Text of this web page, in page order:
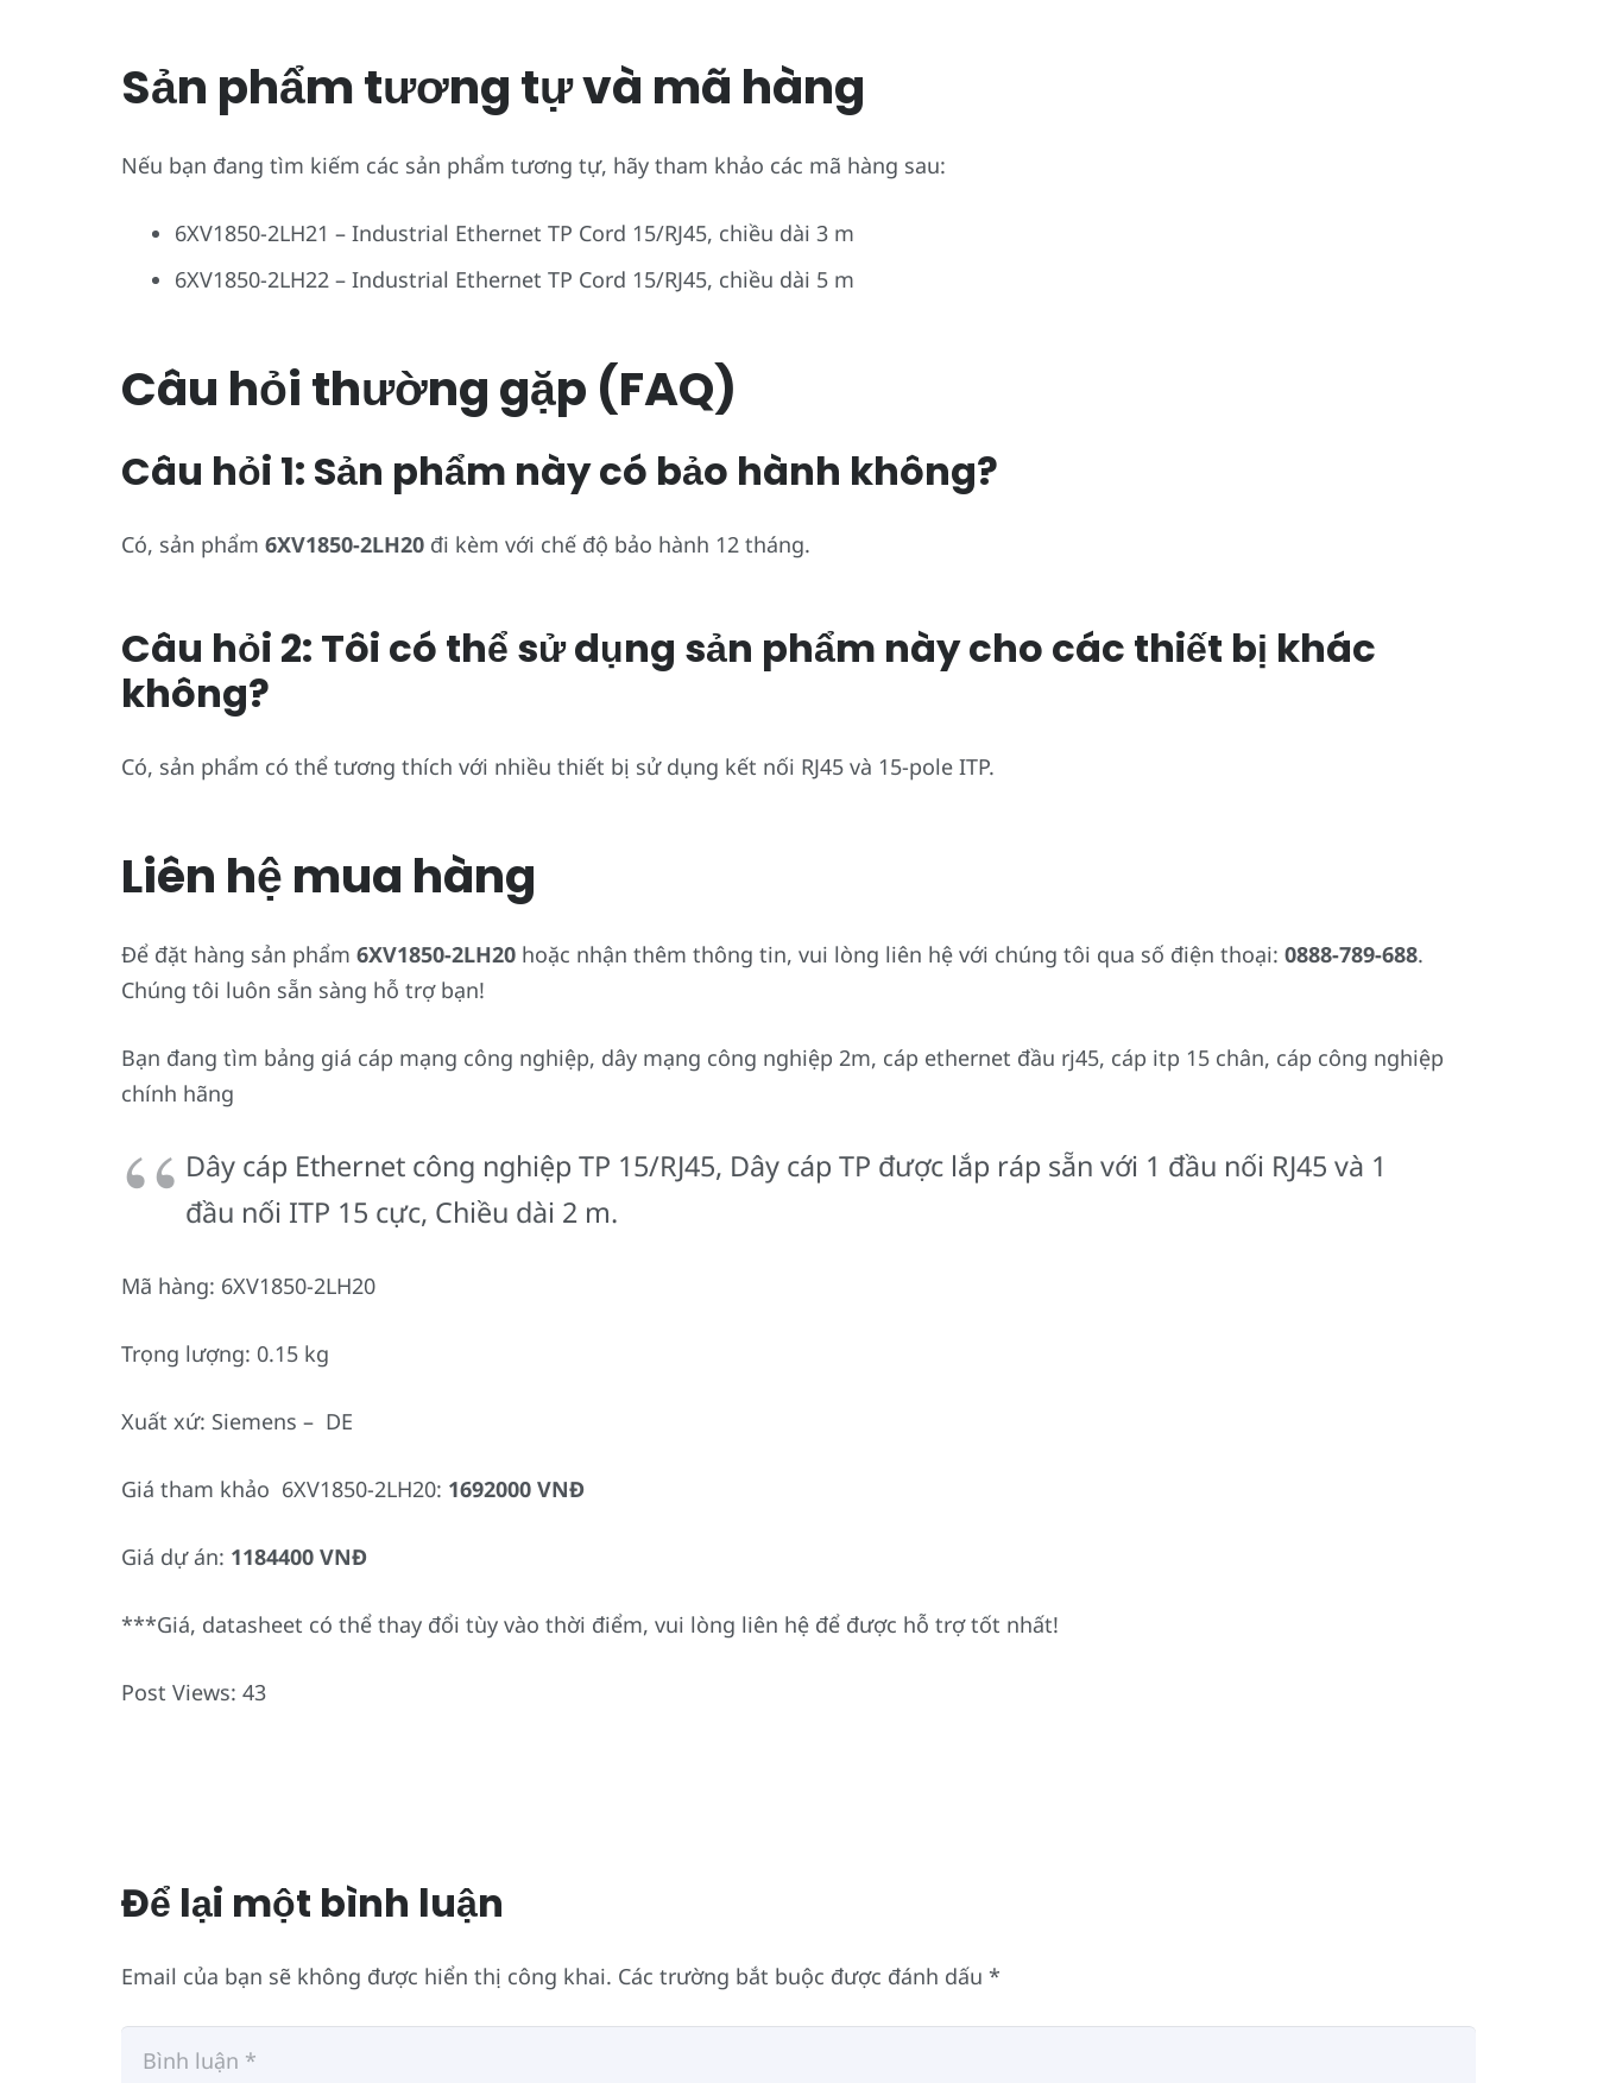
Sản phẩm tương tự và mã hàng
Nếu bạn đang tìm kiếm các sản phẩm tương tự, hãy tham khảo các mã hàng sau:
6XV1850-2LH21 – Industrial Ethernet TP Cord 15/RJ45, chiều dài 3 m
6XV1850-2LH22 – Industrial Ethernet TP Cord 15/RJ45, chiều dài 5 m
Câu hỏi thường gặp (FAQ)
Câu hỏi 1: Sản phẩm này có bảo hành không?
Có, sản phẩm 6XV1850-2LH20 đi kèm với chế độ bảo hành 12 tháng.
Câu hỏi 2: Tôi có thể sử dụng sản phẩm này cho các thiết bị khác
không?
Có, sản phẩm có thể tương thích với nhiều thiết bị sử dụng kết nối RJ45 và 15-pole ITP.
Liên hệ mua hàng
Để đặt hàng sản phẩm 6XV1850-2LH20 hoặc nhận thêm thông tin, vui lòng liên hệ với chúng tôi qua số điện thoại: 0888-789-688.
Chúng tôi luôn sẵn sàng hỗ trợ bạn!
Bạn đang tìm bảng giá cáp mạng công nghiệp, dây mạng công nghiệp 2m, cáp ethernet đầu rj45, cáp itp 15 chân, cáp công nghiệp
chính hãng
Dây cáp Ethernet công nghiệp TP 15/RJ45, Dây cáp TP được lắp ráp sẵn với 1 đầu nối RJ45 và 1
đầu nối ITP 15 cực, Chiều dài 2 m.
Mã hàng: 6XV1850-2LH20
Trọng lượng: 0.15 kg
Xuất xứ: Siemens – DE
Giá tham khảo 6XV1850-2LH20: 1692000 VNĐ
Giá dự án: 1184400 VNĐ
***Giá, datasheet có thể thay đổi tùy vào thời điểm, vui lòng liên hệ để được hỗ trợ tốt nhất!
Post Views: 43
Để lại một bình luận
Email của bạn sẽ không được hiển thị công khai. Các trường bắt buộc được đánh dấu *